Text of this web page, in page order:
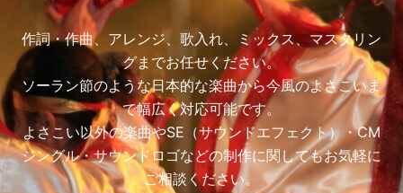
作詞・作曲、アレンジ、歌入れ、ミックス、マスタリン
グまでお任せください。
ソーラン節のような日本的な楽曲から今風のよさこいま
で幅広く対応可能です。
よさこい以外の楽曲やSE（サウンドエフェクト）・CM
ジングル・サウンドロゴなどの制作に関してもお気軽に
ご相談ください。